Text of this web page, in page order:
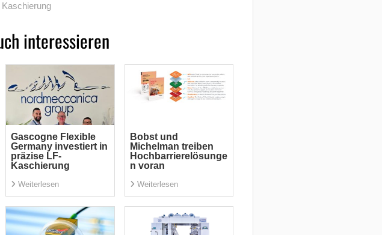
Kaschierung
interessieren
Gascogne Flexible
Germany investiert in
präzise LF-
Kaschierung
Weiterlesen
Bobst und
Michelman treiben
Hochbarrierelösunge
n voran
Weiterlesen